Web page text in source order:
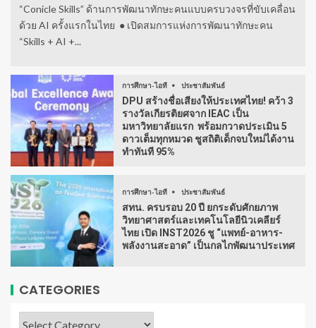
“Conicle Skills” ด้านการพัฒนาทักษะคนแบบครบวงจรที่ขับเคลื่อน
ด้วย AI ครั้งแรกในไทย ● เปิดสมการแห่งการพัฒนาทักษะคน
“Skills + AI +...
การศึกษา-ไอที ประชาสัมพันธ์
DPU สร้างชื่อเสียงให้ประเทศไทย! คว้า 3
รางวัลเกียรติยศจาก IEAC เป็น
มหาวิทยาลัยแรก พร้อมกวาดประเมิน 5
ดาวเต็มทุกหมวด ชูสถิติเด็กจบใหม่ได้งาน
ทำทันที 95%
การศึกษา-ไอที ประชาสัมพันธ์
สทน. ครบรอบ 20 ปี ยกระดับศักยภาพ
วิทยาศาสตร์และเทคโนโลยีนิวเคลียร์
ไทย เปิด INST2026 ชู “แพทย์-อาหาร-
พลังงานสะอาด” เป็นกลไกพัฒนาประเทศ
CATEGORIES